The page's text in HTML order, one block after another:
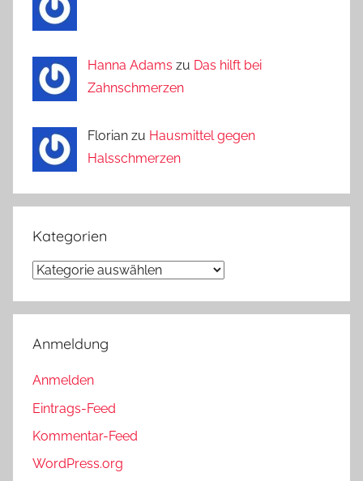
Hanna Adams zu Das hilft bei
Zahnschmerzen
Florian zu Hausmittel gegen
Halsschmerzen
Kategorien
Kategorien
Anmeldung
Anmelden
Eintrags-Feed
Kommentar-Feed
WordPress.org